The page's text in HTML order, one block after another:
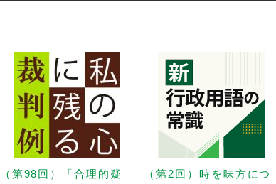
（第98回）「合理的疑
（第2回）時を味方につ